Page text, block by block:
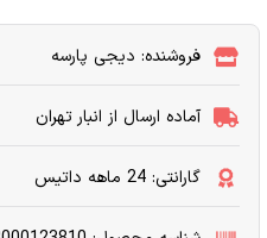
فروشنده: دیجی پارسه
آماده ارسال از انبار تهران
گارانتی: 24 ماهه داتیس